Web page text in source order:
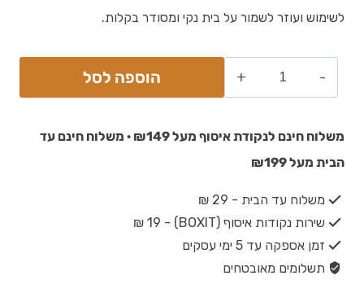
לשימוש ועוזר לשמור על בית נקי ומסודר בקלות.
הוספה לסל
משלוח חינם לנקודת איסוף מעל ₪149 · משלוח חינם עד
הבית מעל ₪199
משלוח עד הבית - 29 ₪
שירות נקודות איסוף (BOXIT) - 19 ₪
זמן אספקה עד 5 ימי עסקים
תשלומים מאובטחים